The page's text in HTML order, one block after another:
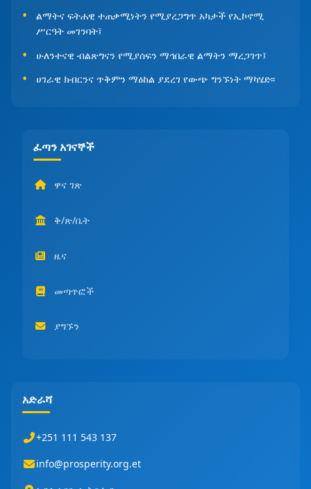
ልማትና ፍትሐዊ ተጠቃሚነትን የሚያረጋግጥ አካታች የኢኮኖሚ
ሥርዓት መገንባት፤
ሁለንተናዊ ብልጽግናን የሚያሰፍን ማኅበራዊ ልማትን ማረጋገጥ፤
ሀገራዊ ክብርንና ጥቅምን ማዕከል ያደረገ የውጭ ግንኙነት ማካሄድ፡፡
ፈጣን አገናኞች
ዋና ገጽ
ቅ/ጽ/ቤት
ዜና
መጣጥፎች
ያግኙን
አድራሻ
+251 111 543 137
info@prosperity.org.et